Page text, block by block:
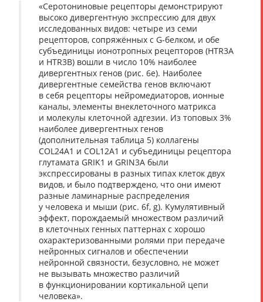
«Серотониновые рецепторы демонстрируют
высоко дивергентную экспрессию для двух
исследованных видов: четыре из семи
рецепторов, сопряжённых с G-белком, и обе
субъединицы ионотропных рецепторов (HTR3A
и HTR3B) вошли в число 10% наиболее
дивергентных генов (рис. 6e). Наиболее
дивергентные семейства генов включают
в себя рецепторы нейромедиаторов, ионные
каналы, элементы внеклеточного матрикса
и молекулы клеточной адгезии. Из топовых 3%
наиболее дивергентных генов
(дополнительная таблица 5) коллагены
COL24A1 и COL12A1 и субъединицы рецептора
глутамата GRIK1 и GRIN3A были
экспрессированы в разных типах клеток двух
видов, и было подтверждено, что они имеют
разные ламинарные распределения
у человека и мыши (рис. 6f, g). Кумулятивный
эффект, порождаемый множеством различий
в клеточных генных паттернах с хорошо
охарактеризованными ролями при передаче
нейронных сигналов и обеспечении
нейронной связности, безусловно, не может
не вызывать множество различий
в функционировании кортикальной цепи
человека».